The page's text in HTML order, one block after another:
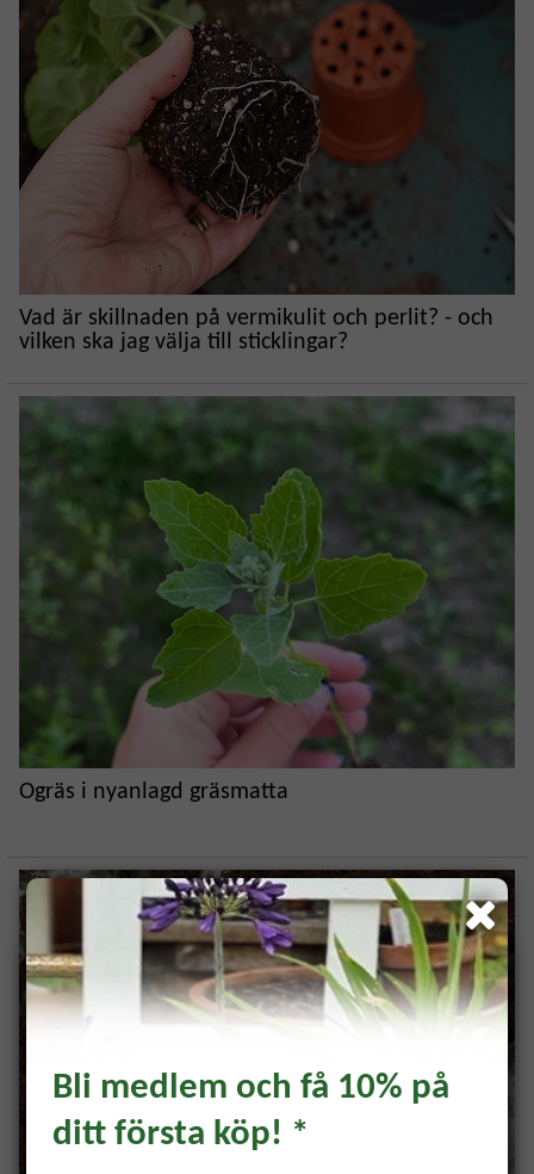
Vad är skillnaden på vermikulit och perlit? - och
vilken ska jag välja till sticklingar?
Ogräs i nyanlagd gräsmatta
Prenumerera och få 10%
Bli medlem och få 10% på
ditt första köp! *